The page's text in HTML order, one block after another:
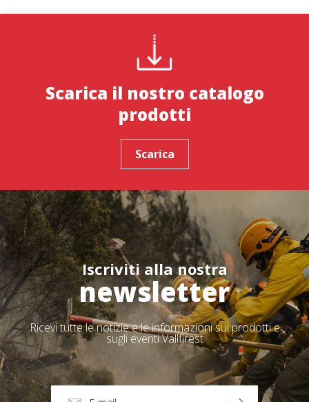
Ho letto e accetto lainformativa sulla privacye i
Confermare l'ordine
Scarica il nostro catalogo
prodotti
Scarica
Iscriviti alla nostra
newsletter
Ricevi tutte le notizie e le informazioni sui prodotti e
sugli eventi Vallfirest